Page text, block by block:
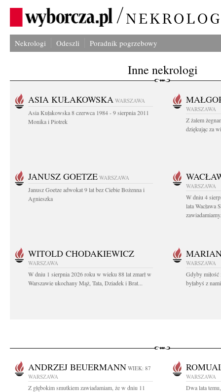
Nekrologi Odeszli Poradnik pogrzebowy
Inne nekrologi
ASIA KUŁAKOWSKA WARSZAWA
Asia Kułakowska 8 czerwca 1984 - 9 sierpnia 2011
Monika i Piotrek
WARSZAWA
Z żalem
dziękując za
JANUSZ GOETZE WARSZAWA
Janusz Goetze adwokat 9 lat bez Ciebie Bożenna i
Agnieszka
WARSZAWA
W dniu 4
lata Wacława
WITOLD CHODAKIEWICZ
WARSZAWA
W dniu 1 sierpnia 2026 roku w wieku 88 lat zmarł w
Warszawie ukochany Mąż, Tata, Dziadek i Brat...
WARSZAWA
Gdyby miłość
byłabyś z
ANDRZEJ BEUERMANN WIEK: 87
WARSZAWA
Z głębokim smutkiem zawiadamiam, że w dniu 11
WARSZAWA
Dwa lata